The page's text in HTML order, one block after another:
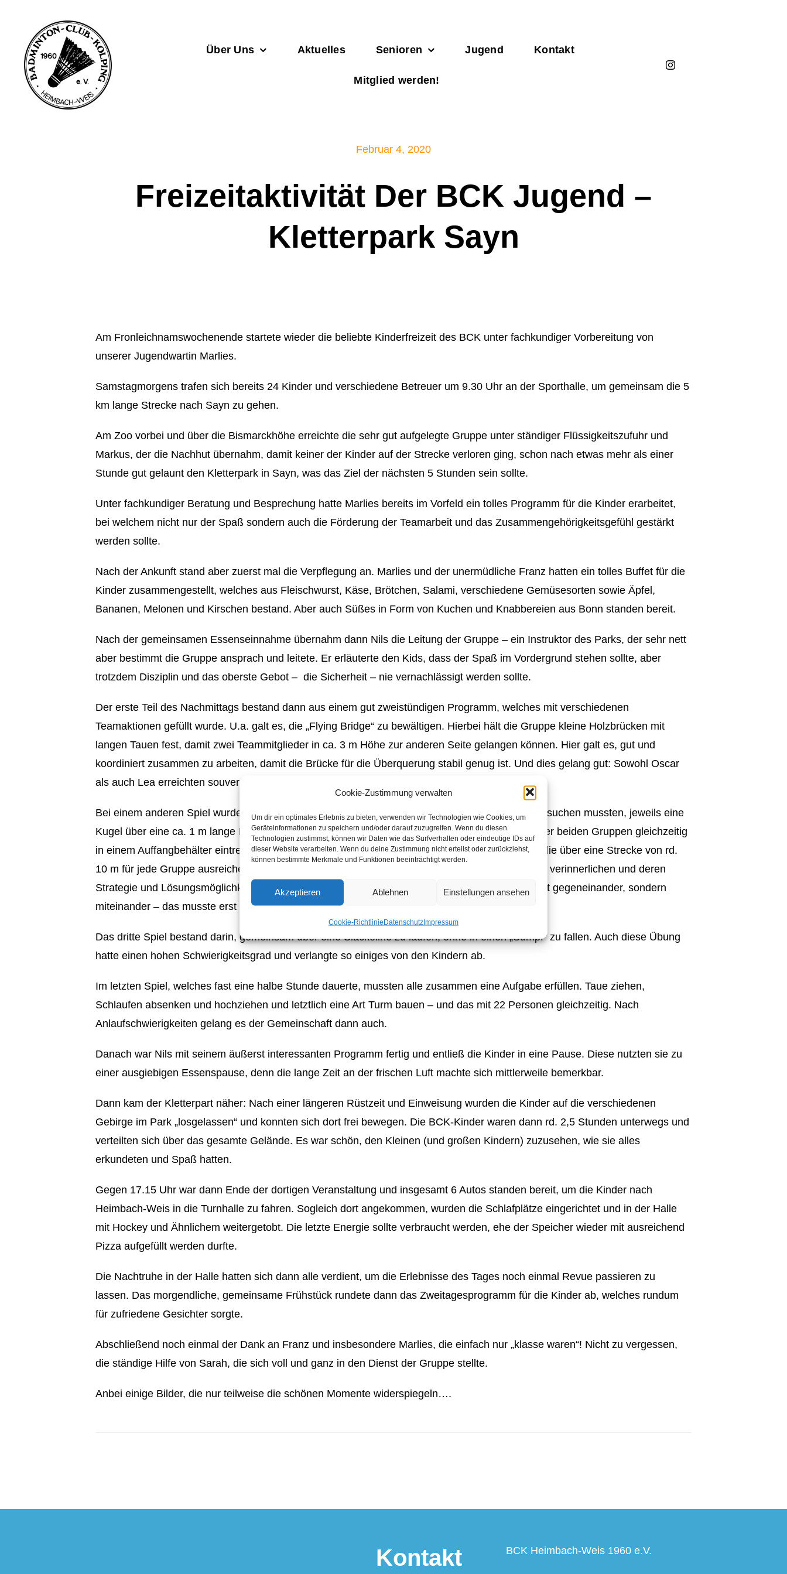
Cookie-Zustimmung verwalten
Um dir ein optimales Erlebnis zu bieten, verwenden wir Technologien wie Cookies, um
Geräteinformationen zu speichern und/oder darauf zuzugreifen. Wenn du diesen
Technologien zustimmst, können wir Daten wie das Surfverhalten oder eindeutige IDs auf
dieser Website verarbeiten. Wenn du deine Zustimmung nicht erteilst oder zurückziehst,
können bestimmte Merkmale und Funktionen beeinträchtigt werden.
Akzeptieren Ablehnen Einstellungen ansehen
Cookie-RichtlinieDatenschutzImpressum
springen
Über Uns Aktuelles Senioren Jugend Kontakt
Mitglied werden!
Februar 4, 2020
Freizeitaktivität Der BCK Jugend –
Kletterpark Sayn
Am Fronleichnamswochenende startete wieder die beliebte Kinderfreizeit des BCK unter fachkundiger Vorbereitung von
unserer Jugendwartin Marlies.
Samstagmorgens trafen sich bereits 24 Kinder und verschiedene Betreuer um 9.30 Uhr an der Sporthalle, um gemeinsam die 5
km lange Strecke nach Sayn zu gehen.
Am Zoo vorbei und über die Bismarckhöhe erreichte die sehr gut aufgelegte Gruppe unter ständiger Flüssigkeitszufuhr und
Markus, der die Nachhut übernahm, damit keiner der Kinder auf der Strecke verloren ging, schon nach etwas mehr als einer
Stunde gut gelaunt den Kletterpark in Sayn, was das Ziel der nächsten 5 Stunden sein sollte.
Unter fachkundiger Beratung und Besprechung hatte Marlies bereits im Vorfeld ein tolles Programm für die Kinder erarbeitet,
bei welchem nicht nur der Spaß sondern auch die Förderung der Teamarbeit und das Zusammengehörigkeitsgefühl gestärkt
werden sollte.
Nach der Ankunft stand aber zuerst mal die Verpflegung an. Marlies und der unermüdliche Franz hatten ein tolles Buffet für die
Kinder zusammengestellt, welches aus Fleischwurst, Käse, Brötchen, Salami, verschiedene Gemüsesorten sowie Äpfel,
Bananen, Melonen und Kirschen bestand. Aber auch Süßes in Form von Kuchen und Knabbereien aus Bonn standen bereit.
Nach der gemeinsamen Essenseinnahme übernahm dann Nils die Leitung der Gruppe – ein Instruktor des Parks, der sehr nett
aber bestimmt die Gruppe ansprach und leitete. Er erläuterte den Kids, dass der Spaß im Vordergrund stehen sollte, aber
trotzdem Disziplin und das oberste Gebot – die Sicherheit – nie vernachlässigt werden sollte.
Der erste Teil des Nachmittags bestand dann aus einem gut zweistündigen Programm, welches mit verschiedenen
Teamaktionen gefüllt wurde. U.a. galt es, die „Flying Bridge“ zu bewältigen. Hierbei hält die Gruppe kleine Holzbrücken mit
langen Tauen fest, damit zwei Teammitglieder in ca. 3 m Höhe zur anderen Seite gelangen können. Hier galt es, gut und
koordiniert zusammen zu arbeiten, damit die Brücke für die Überquerung stabil genug ist. Und dies gelang gut: Sowohl Oscar
als auch Lea erreichten souverän die gegenüberliegende Seite.
Bei einem anderen Spiel wurden zwei Gruppen aus allen Mitgliedern gebildet, die zusammen versuchen mussten, jeweils eine
Kugel über eine ca. 1 m lange Bahn immer nach unten laufen zu lassen, so dass beide Kugeln der beiden Gruppen gleichzeitig
in einem Auffangbehälter eintreffen sollten. Dabei hatte jede Gruppe 3 Bahnteile zur Verfügung, die über eine Strecke von rd.
10 m für jede Gruppe ausreichen musste. Ein kompliziertes Spiel, welches die Kinder erst einmal verinnerlichen und deren
Strategie und Lösungsmöglichkeiten sie erarbeiten mussten. Die beiden Gruppen arbeiteten nicht gegeneinander, sondern
miteinander – das musste erst einmal jeder verstehen.
Das dritte Spiel bestand darin, gemeinsam über eine Slackeline zu laufen, ohne in einen „Sumpf“ zu fallen. Auch diese Übung
hatte einen hohen Schwierigkeitsgrad und verlangte so einiges von den Kindern ab.
Im letzten Spiel, welches fast eine halbe Stunde dauerte, mussten alle zusammen eine Aufgabe erfüllen. Taue ziehen,
Schlaufen absenken und hochziehen und letztlich eine Art Turm bauen – und das mit 22 Personen gleichzeitig. Nach
Anlaufschwierigkeiten gelang es der Gemeinschaft dann auch.
Danach war Nils mit seinem äußerst interessanten Programm fertig und entließ die Kinder in eine Pause. Diese nutzten sie zu
einer ausgiebigen Essenspause, denn die lange Zeit an der frischen Luft machte sich mittlerweile bemerkbar.
Dann kam der Kletterpart näher: Nach einer längeren Rüstzeit und Einweisung wurden die Kinder auf die verschiedenen
Gebirge im Park „losgelassen“ und konnten sich dort frei bewegen. Die BCK-Kinder waren dann rd. 2,5 Stunden unterwegs und
verteilten sich über das gesamte Gelände. Es war schön, den Kleinen (und großen Kindern) zuzusehen, wie sie alles
erkundeten und Spaß hatten.
Gegen 17.15 Uhr war dann Ende der dortigen Veranstaltung und insgesamt 6 Autos standen bereit, um die Kinder nach
Heimbach-Weis in die Turnhalle zu fahren. Sogleich dort angekommen, wurden die Schlafplätze eingerichtet und in der Halle
mit Hockey und Ähnlichem weitergetobt. Die letzte Energie sollte verbraucht werden, ehe der Speicher wieder mit ausreichend
Pizza aufgefüllt werden durfte.
Die Nachtruhe in der Halle hatten sich dann alle verdient, um die Erlebnisse des Tages noch einmal Revue passieren zu
lassen. Das morgendliche, gemeinsame Frühstück rundete dann das Zweitagesprogramm für die Kinder ab, welches rundum
für zufriedene Gesichter sorgte.
Abschließend noch einmal der Dank an Franz und insbesondere Marlies, die einfach nur „klasse waren“! Nicht zu vergessen,
die ständige Hilfe von Sarah, die sich voll und ganz in den Dienst der Gruppe stellte.
Anbei einige Bilder, die nur teilweise die schönen Momente widerspiegeln….
Kontakt BCK Heimbach-Weis 1960 e.V.